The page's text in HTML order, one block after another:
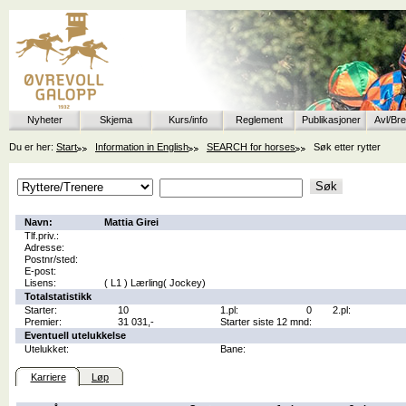
Nyheter Skjema Kurs/info Reglement Publikasjoner Avl/
Du er her: Start Information in English SEARCH for horses Søk etter rytter
Navn:
Mattia Girei
Tlf.priv.:
Adresse:
Postnr/sted:
E-post:
Lisens:
( L1 ) Lærling( Jockey)
Totalstatistikk
Starter:
10 1.pl: 0
2.pl:
Premier:
31 031,-
Starter siste 12 mnd:
Eventuell utelukkelse
Utelukket:
Bane:
Karriere Løp